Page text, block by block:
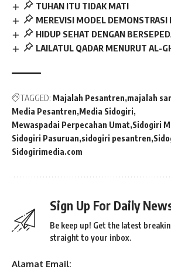
TUHAN ITU TIDAK MATI
MEREVISI MODEL DEMONSTRASI
HIDUP SEHAT DENGAN
LAILATUL QADAR MENURUT AL-
TAGGED: Majalah Pesantren majalah
Media Pesantren Media Sidogiri
Mewaspadai Perpecahan Umat Sidogiri
Sidogiri Pasuruan sidogiri pesantren
Sidogirimedia.com
Sign Up For Daily
Be keep up! Get the latest
straight to your inbox.
Alamat Email: